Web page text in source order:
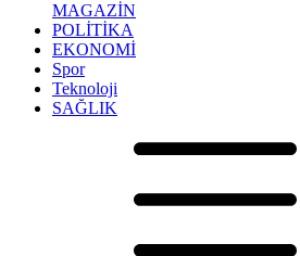
MAGAZİN
POLİTİKA
EKONOMİ
Spor
Teknoloji
SAĞLIK